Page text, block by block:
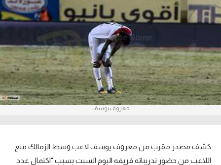
عدسات
آراء حرة
ركن الألعاب
بطولات
أمريكا 2026
الدوري الإسباني
معروف يوسف
كشف مصدر مقرب من معروف يوسف لاعب وسط الزمالك منع
اللاعب من حضور تدريباته فريقه اليوم السبت بسبب "اكتمال عدد